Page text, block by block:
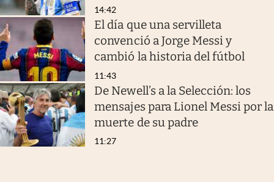
14:42
El día que una servilleta
convenció a Jorge Messi y
cambió la historia del fútbol
11:43
De Newell’s a la Selección: los
mensajes para Lionel Messi por la
muerte de su padre
11:27